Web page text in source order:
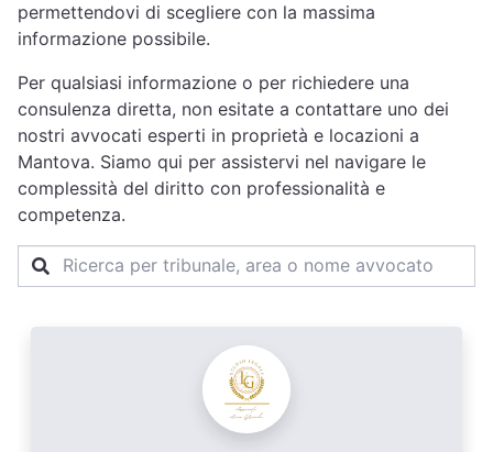
permettendovi di scegliere con la massima
informazione possibile.
Per qualsiasi informazione o per richiedere una
consulenza diretta, non esitate a contattare uno dei
nostri avvocati esperti in proprietà e locazioni a
Mantova. Siamo qui per assistervi nel navigare le
complessità del diritto con professionalità e
competenza.